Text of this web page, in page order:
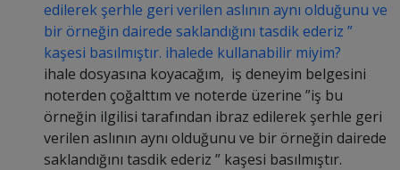
edilerek şerhle geri verilen aslının aynı olduğunu ve
bir örneğin dairede saklandığını tasdik ederiz ”
kaşesi basılmıştır. ihalede kullanabilir miyim?
ihale dosyasına koyacağım, iş deneyim belgesini
noterden çoğalttım ve noterde üzerine ”iş bu
örneğin ilgilisi tarafından ibraz edilerek şerhle geri
verilen aslının aynı olduğunu ve bir örneğin dairede
saklandığını tasdik ederiz ” kaşesi basılmıştır.